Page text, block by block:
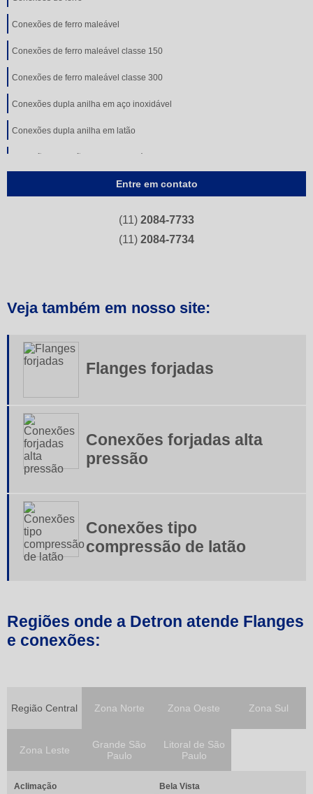
Conexões de ferro maleável
Conexões de ferro maleável classe 150
Conexões de ferro maleável classe 300
Conexões dupla anilha em aço inoxidável
Conexões dupla anilha em latão
Conexões tipo compressão de latão
Conexões tubulares
Conexões tubulares aço carbono
Curvas de inox
Flanges e conexões
Tubo flexivel em aço inox
Tubos de aço inox
Tubos de aço inoxidável
Valvula agulha inox
Valvula borboleta tipo wafer
Valvula esfera inox
Valvula gaveta ferro fundido
Valvulas borboleta
Entre em contato
(11) 2084-7733
(11) 2084-7734
Veja também em nosso site:
Flanges forjadas
Conexões forjadas alta
pressão
Conexões tipo
compressão de latão
Regiões onde a Detron atende Flanges
e conexões:
Região Central Zona Norte Zona Oeste Zona Sul
Zona Leste
Grande São
Paulo
Litoral de São
Paulo
Aclimação Bela Vista